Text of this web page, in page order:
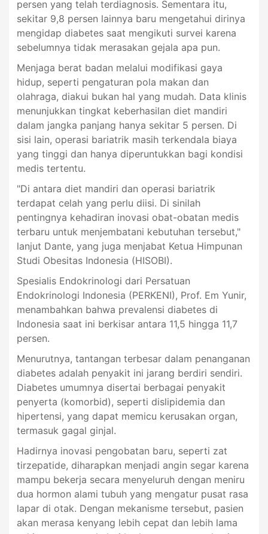
persen yang telah terdiagnosis. Sementara itu,
sekitar 9,8 persen lainnya baru mengetahui dirinya
mengidap diabetes saat mengikuti survei karena
sebelumnya tidak merasakan gejala apa pun.
Menjaga berat badan melalui modifikasi gaya
hidup, seperti pengaturan pola makan dan
olahraga, diakui bukan hal yang mudah. Data klinis
menunjukkan tingkat keberhasilan diet mandiri
dalam jangka panjang hanya sekitar 5 persen. Di
sisi lain, operasi bariatrik masih terkendala biaya
yang tinggi dan hanya diperuntukkan bagi kondisi
medis tertentu.
"Di antara diet mandiri dan operasi bariatrik
terdapat celah yang perlu diisi. Di sinilah
pentingnya kehadiran inovasi obat-obatan medis
terbaru untuk menjembatani kebutuhan tersebut,"
lanjut Dante, yang juga menjabat Ketua Himpunan
Studi Obesitas Indonesia (HISOBI).
Spesialis Endokrinologi dari Persatuan
Endokrinologi Indonesia (PERKENI), Prof. Em Yunir,
menambahkan bahwa prevalensi diabetes di
Indonesia saat ini berkisar antara 11,5 hingga 11,7
persen.
Menurutnya, tantangan terbesar dalam penanganan
diabetes adalah penyakit ini jarang berdiri sendiri.
Diabetes umumnya disertai berbagai penyakit
penyerta (komorbid), seperti dislipidemia dan
hipertensi, yang dapat memicu kerusakan organ,
termasuk gagal ginjal.
Hadirnya inovasi pengobatan baru, seperti zat
tirzepatide, diharapkan menjadi angin segar karena
mampu bekerja secara menyeluruh dengan meniru
dua hormon alami tubuh yang mengatur pusat rasa
lapar di otak. Dengan mekanisme tersebut, pasien
akan merasa kenyang lebih cepat dan lebih lama